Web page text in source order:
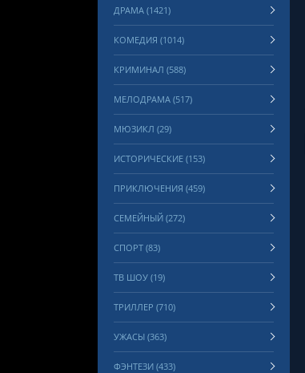
ДРАМА (1421)
КОМЕДИЯ (1014)
КРИМИНАЛ (588)
МЕЛОДРАМА (517)
МЮЗИКЛ (29)
ИСТОРИЧЕСКИЕ (153)
ПРИКЛЮЧЕНИЯ (459)
СЕМЕЙНЫЙ (272)
СПОРТ (83)
ТВ ШОУ (19)
ТРИЛЛЕР (710)
УЖАСЫ (363)
ФЭНТЕЗИ (433)